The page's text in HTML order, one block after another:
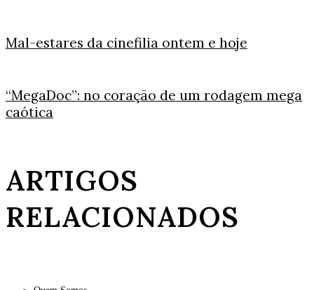
Mal-estares da cinefilia ontem e hoje
“MegaDoc”: no coração de um rodagem mega
caótica
ARTIGOS
RELACIONADOS